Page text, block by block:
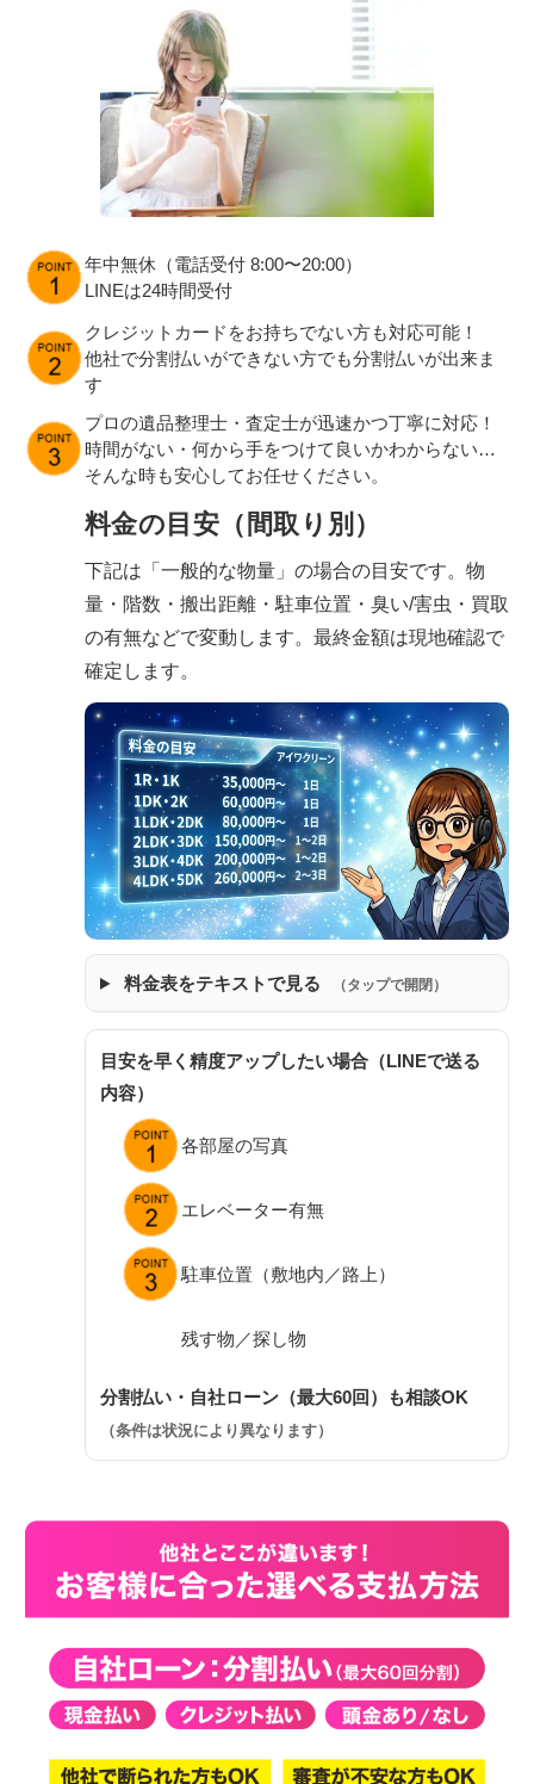
年中無休（電話受付 8:00〜20:00）
LINEは24時間受付
クレジットカードをお持ちでない方も対応可能！
他社で分割払いができない方でも分割払いが出来ま
す
プロの遺品整理士・査定士が迅速かつ丁寧に対応！
時間がない・何から手をつけて良いかわからない…
そんな時も安心してお任せください。
料金の目安（間取り別）
下記は「一般的な物量」の場合の目安です。物
量・階数・搬出距離・駐車位置・臭い/害虫・買取
の有無などで変動します。最終金額は現地確認で
確定します。
料金表をテキストで見る （タップで開閉）
目安を早く精度アップしたい場合（LINEで送る
内容）
各部屋の写真
エレベーター有無
駐車位置（敷地内／路上）
残す物／探し物
分割払い・自社ローン（最大60回）も相談OK
（条件は状況により異なります）